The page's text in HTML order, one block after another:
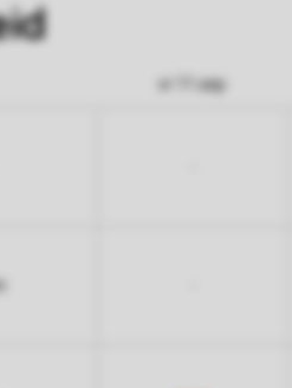
vr 11 sep